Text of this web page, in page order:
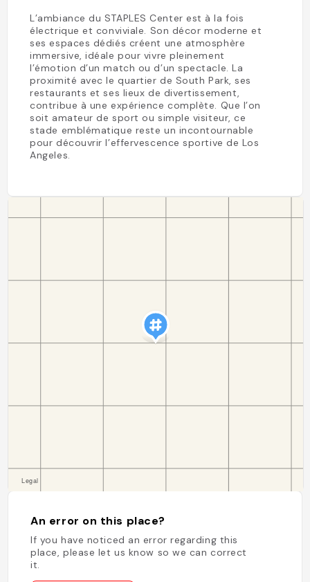
L’ambiance du STAPLES Center est à la fois
électrique et conviviale. Son décor moderne et
ses espaces dédiés créent une atmosphère
immersive, idéale pour vivre pleinement
l’émotion d’un match ou d’un spectacle. La
proximité avec le quartier de South Park, ses
restaurants et ses lieux de divertissement,
contribue à une expérience complète. Que l’on
soit amateur de sport ou simple visiteur, ce
stade emblématique reste un incontournable
pour découvrir l’effervescence sportive de Los
Angeles.
An error on this place?
If you have noticed an error regarding this
place, please let us know so we can correct
it.